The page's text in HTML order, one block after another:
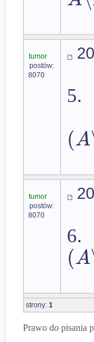
tumor
postów:
8070
5.
(A
tumor
postów:
8070
6.
(A
strony: 1
Prawo do pisania